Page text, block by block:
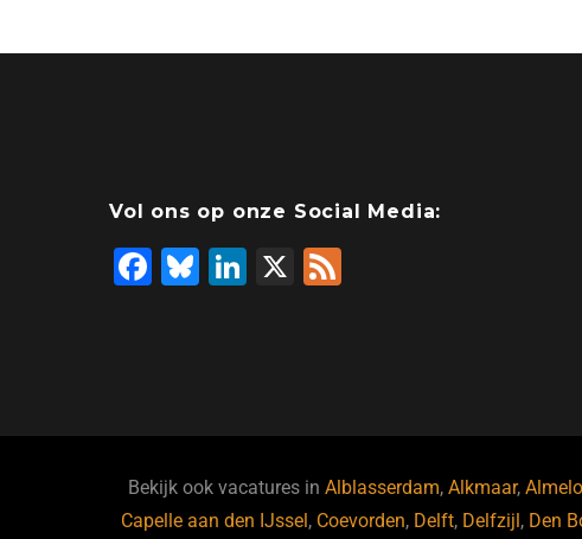
Vol ons op onze Social Media:
F
o
Bl
Li
X
Bekijk ook vacatures in Alblasserdam, Alkmaar, Almelo
Capelle aan den IJssel , Coevorden, Delft, Delfzijl , Den